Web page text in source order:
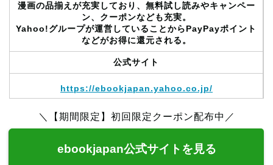
漫画の品揃えが充実しており、無料試し読みやキャンペー
ン、クーポンなども充実。
Yahoo!グループが運営していることからPayPayポイント
などがお得に還元される。
公式サイト
https://ebookjapan.yahoo.co.jp/
＼【期間限定】初回限定クーポン配布中／
ebookjapan公式サイトを見る